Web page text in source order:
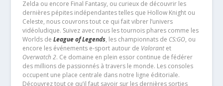
Zelda ou encore Final Fantasy, ou curieux de découvrir les
dernières pépites indépendantes telles que Hollow Knight ou
Celeste, nous couvrons tout ce qui fait vibrer l’univers
vidéoludique. Suivez avec nous les tournois phares comme les
Worlds de League of Legends, les championnats de CS:GO, ou
encore les événements e-sport autour de Valorantet
Overwatch 2. Ce domaine en plein essor continue de fédérer
des millions de passionnés à travers le monde. Les consoles
occupent une place centrale dans notre ligne éditoriale.
Découvrez tout ce qu’il faut savoir sur les dernières sorties